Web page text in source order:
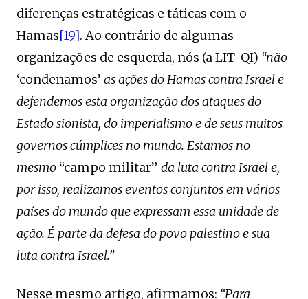
diferenças estratégicas e táticas com o
Hamas[19]. Ao contrário de algumas
organizações de esquerda, nós (a LIT-QI) “não
‘condenamos’ as ações do Hamas contra Israel e
defendemos esta organização dos ataques do
Estado sionista, do imperialismo e de seus muitos
governos cúmplices no mundo. Estamos no
mesmo “campo militar” da luta contra Israel e,
por isso, realizamos eventos conjuntos em vários
países do mundo que expressam essa unidade de
ação. É parte da defesa do povo palestino e sua
luta contra Israel.”
Nesse mesmo artigo, afirmamos: “Para